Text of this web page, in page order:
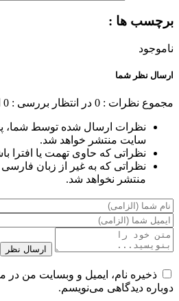
برچسب ها :
ناموجود
ارسال نظر شما
مجموع نظرات : 0 در انتظار بررسی : 0
نظرات ارسال شده توسط شما،
سایت منتشر خواهد شد.
نظراتی که حاوی تهمت یا افترا
نظراتی که به غیر از زبان فارسی
منتشر نخواهد شد.
ارسال نظر
ذخیره نام، ایمیل و وبسایت من در
دوباره دیدگاهی می‌نویسم.